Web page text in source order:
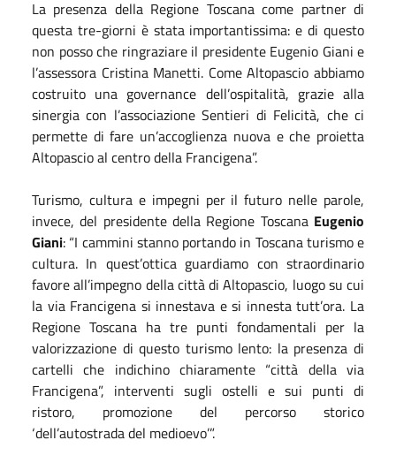
La presenza della Regione Toscana come partner di
questa tre-giorni è stata importantissima: e di questo
non posso che ringraziare il presidente Eugenio Giani e
l’assessora Cristina Manetti. Come Altopascio abbiamo
costruito una governance dell’ospitalità, grazie alla
sinergia con l’associazione Sentieri di Felicità, che ci
permette di fare un’accoglienza nuova e che proietta
Altopascio al centro della Francigena”.
Turismo, cultura e impegni per il futuro nelle parole,
invece, del presidente della Regione Toscana Eugenio
Giani: “I cammini stanno portando in Toscana turismo e
cultura. In quest’ottica guardiamo con straordinario
favore all’impegno della città di Altopascio, luogo su cui
la via Francigena si innestava e si innesta tutt’ora. La
Regione Toscana ha tre punti fondamentali per la
valorizzazione di questo turismo lento: la presenza di
cartelli che indichino chiaramente “città della via
Francigena”, interventi sugli ostelli e sui punti di
ristoro, promozione del percorso storico
‘dell’autostrada del medioevo’”.